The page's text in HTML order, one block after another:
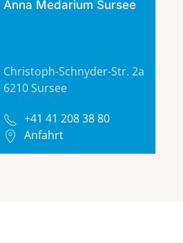
Anna Medarium Sursee
Christoph-Schnyder-Str. 2a
6210 Sursee
+41 41 208 38 80
Anfahrt